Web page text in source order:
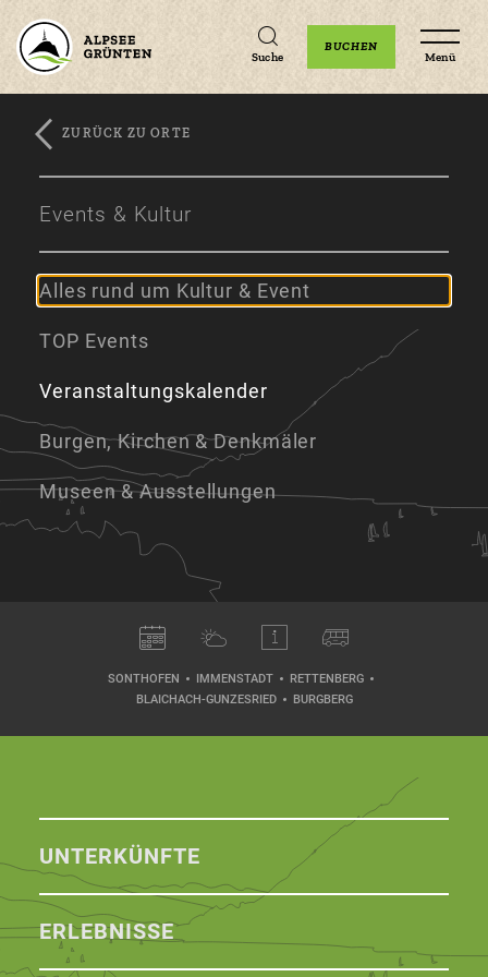
Zum
Zur
Zum
Suche
BUCHEN
Menü
ZURÜCK ZU ORTE
Events & Kultur
Alles rund um Kultur & Event
TOP Events
Veranstaltungskalender
Burgen, Kirchen & Denkmäler
Museen & Ausstellungen
SONTHOFEN IMMENSTADT
RETTENBERG
BLAICHACH-GUNZESRIED
BURGBERG
UNTERKÜNFTE
ERLEBNISSE
Unterkünfte Veranstaltungen